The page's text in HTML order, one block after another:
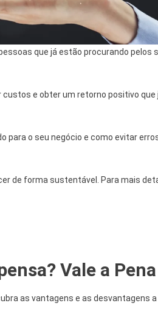
que já estão procurando pelos
e obter um retorno positivo que
para o seu negócio e como evitar
de forma sustentável. Para mais
Vale a
as vantagens e as desvantagens a